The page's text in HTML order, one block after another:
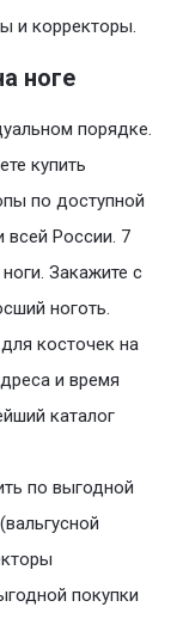
и корректоры.
ноге
порядке.
купить
по доступной
всей России. 7
Закажите с
ноготь.
косточек на
и время
каталог
по выгодной
покупки